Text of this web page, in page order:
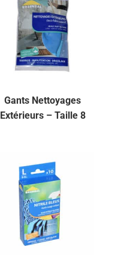
Gants Nettoyages
Extérieurs – Taille 8